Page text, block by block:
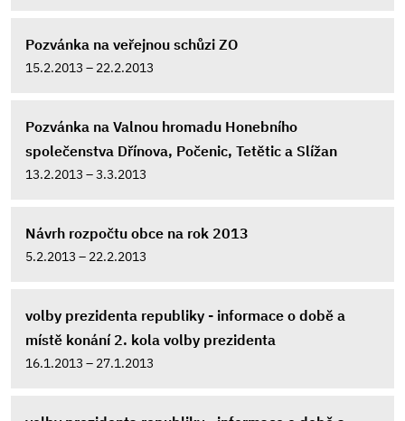
Pozvánka na veřejnou schůzi ZO
15.2.2013 – 22.2.2013
Pozvánka na Valnou hromadu Honebního
společenstva Dřínova, Počenic, Tetětic a Slížan
13.2.2013 – 3.3.2013
Návrh rozpočtu obce na rok 2013
5.2.2013 – 22.2.2013
volby prezidenta republiky - informace o době a
místě konání 2. kola volby prezidenta
16.1.2013 – 27.1.2013